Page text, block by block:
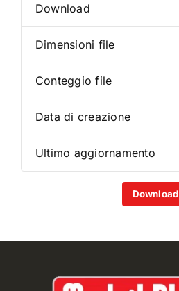
Download
Dimensioni file
Conteggio file
Data di creazione
Ultimo aggiornamento
Download